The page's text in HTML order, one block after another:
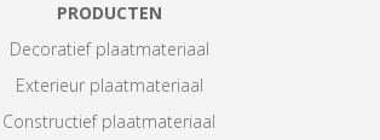
PRODUCTEN
Decoratief plaatmateriaal
Exterieur plaatmateriaal
Constructief plaatmateriaal